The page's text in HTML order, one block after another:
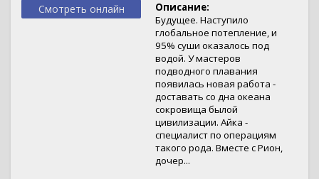
Смотреть онлайн
Описание:
Будущее. Наступило
глобальное потепление, и
95% суши оказалось под
водой. У мастеров
подводного плавания
появилась новая работа -
доставать со дна океана
сокровища былой
цивилизации. Айка -
специалист по операциям
такого рода. Вместе с Рион,
дочер...